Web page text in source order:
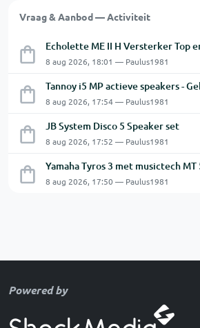
Vraag & Aanbod — Activiteit
Echolette ME II H Versterker Top
8 aug 2026, 18:01 — Paulus1981
Tannoy i5 MP actieve speakers -
8 aug 2026, 17:54 — Paulus1981
JB System Disco 5 Speaker set
8 aug 2026, 17:52 — Paulus1981
Yamaha Tyros 3 met musictech
8 aug 2026, 17:50 — Paulus1981
Powered by